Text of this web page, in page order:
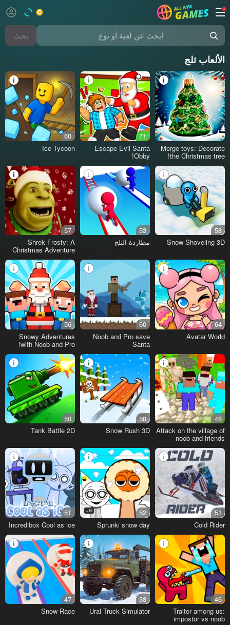
ابحث عن لعبة أو نوع بحث
الألعاب ثلج
Merge toys: Decorate
the Christmas tree!
71
Escape Evil Santa
Obby!
60
Ice Tycoon
58
Snow Shoveling 3D
53
مطاردة الثلج
57
Shrek Frosty: A
Christmas Adventure
64
Avatar World
60
Noob and Pro save
Santa
56
Snowy Adventures
with Noob and Pro!
48
Attack on the village of
noob and friends
58
Snow Rush 3D
50
Tank Battle 2D
51
Cold Rider
52
16+
Sprunki snow day
51
Incredibox Cool as ice
46
Traitor among us:
impostor vs noob
38
Ural Truck Simulator
47
Snow Race